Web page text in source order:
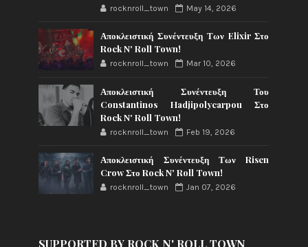
rocknroll_town May 14, 2026
Αποκλειστική Συνέντευξη Των Elixir Στο
Rock N' Roll Town!
rocknroll_town Mar 10, 2026
Αποκλειστική Συνέντευξη Του
Constantinos Hadjipolycarpou Στο
Rock N' Roll Town!
rocknroll_town Feb 19, 2026
Αποκλειστική Συνέντευξη Των Risen
Crow Στο Rock N' Roll Town!
rocknroll_town Jan 07, 2026
SUPPORTED BY ROCK N' ROLL TOWN